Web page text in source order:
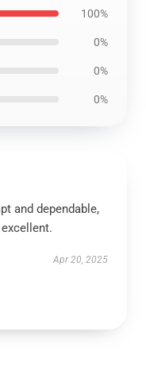
100%
0%
0%
0%
and dependable,
Apr 20, 2025